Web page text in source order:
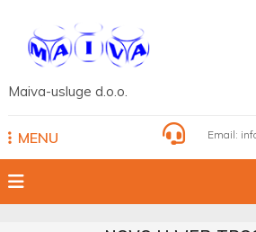
content
Maiva-usluge d.o.o.
MENU Email: